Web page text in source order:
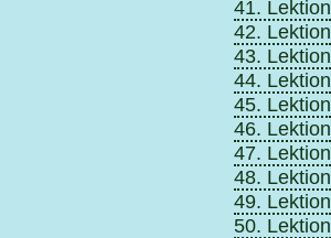
41. Lektion
42. Lektion
43. Lektion
44. Lektion
45. Lektion
46. Lektion
47. Lektion
48. Lektion
49. Lektion
50. Lektion